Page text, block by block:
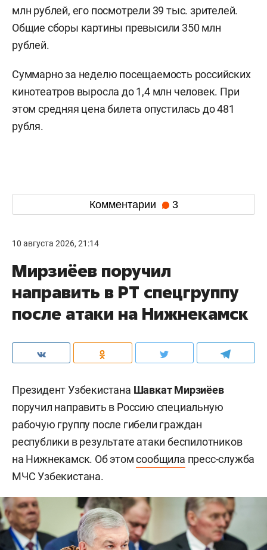
млн рублей, его посмотрели 39 тыс. зрителей.
Общие сборы картины превысили 350 млн
рублей.
Суммарно за неделю посещаемость российских
кинотеатров выросла до 1,4 млн человек. При
этом средняя цена билета опустилась до 481
рубля.
Комментарии 3
10 августа 2026, 21:14
Мирзиёев поручил
направить в РТ спецгруппу
после атаки на Нижнекамск
Президент Узбекистана Шавкат Мирзиёев
поручил направить в Россию специальную
рабочую группу после гибели граждан
республики в результате атаки беспилотников
на Нижнекамск. Об этомсообщила пресс-служба
МЧС Узбекистана.